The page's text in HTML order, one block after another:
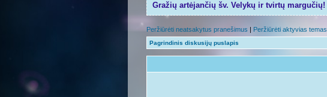
Gražių artėjančių šv. Velykų ir tvirtų margučių!
Peržiūrėti neatsakytus pranešimus | Peržiūrėti aktyvias temas
Pagrindinis diskusijų puslapis